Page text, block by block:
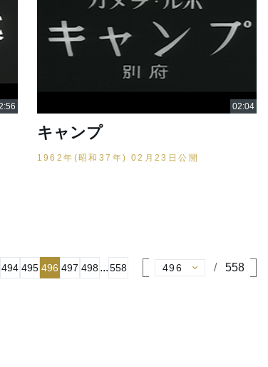
キャンプ
1962年(昭和37年) 02月23日公開
494 495 496 497 498 ...558 558